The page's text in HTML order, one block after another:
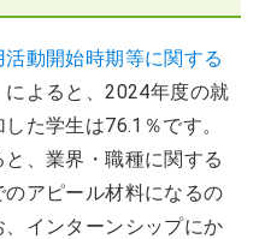
動開始時期等に関する
によると、2024年度の就
た学生は76.1％です。
、業界・職種に関する
アピール材料になるの
インターンシップにか